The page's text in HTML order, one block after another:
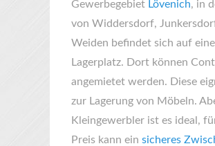
Gewerbegebiet Lövenich, in
von Widdersdorf,
Weiden befindet sich auf
Lagerplatz. Dort können
angemietet werden. Diese
zur Lagerung von Möbeln.
Kleingewerbler ist es ideal,
Preis kann ein sicheres